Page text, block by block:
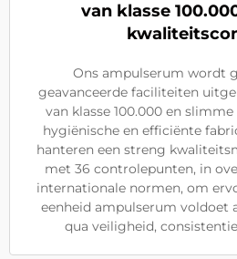
van klasse
Ons ampulserum wordt
geavanceerde faciliteiten
van klasse 100.000 en
hygiënische en efficiënte
hanteren een streng
met 36 controlepunten, in
internationale normen, om
eenheid ampulserum voldoet
qua veiligheid,